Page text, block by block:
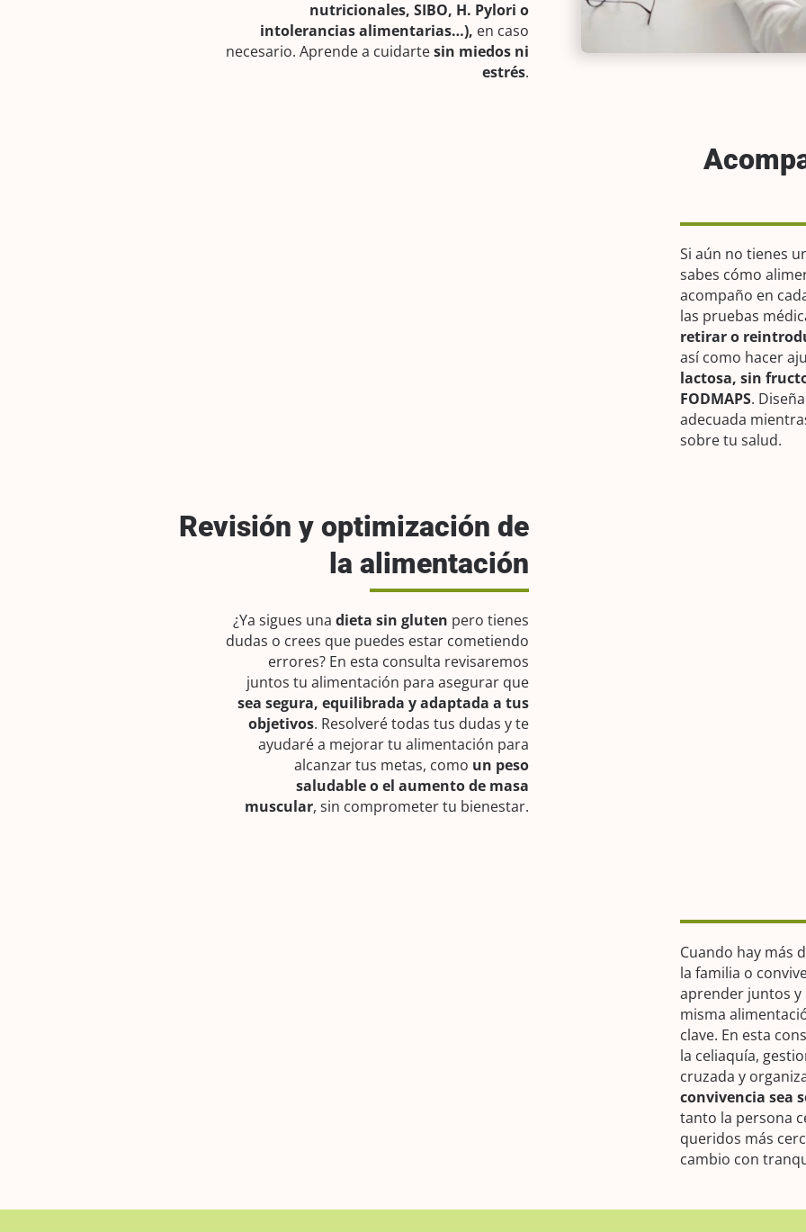
nutricionales, SIBO, H. Pylori o
intolerancias alimentarias…), en caso
necesario. Aprende a cuidartesin miedos ni
estrés.
Si aún no tienes
sabes cómo
acompaño en
las pruebas
retirar o
así como hacer
lactosa, sin
FODMAPS.
adecuada
sobre tu salud.
Revisión y optimización de
la alimentación
¿Ya sigues una dieta sin gluten pero tienes
dudas o crees que puedes estar cometiendo
errores? En esta consulta revisaremos
juntos tu alimentación para asegurar que
sea segura, equilibrada y adaptada a tus
objetivos. Resolveré todas tus dudas y te
ayudaré a mejorar tu alimentación para
alcanzar tus metas, como un peso
saludable o el aumento de masa
muscular, sin comprometer tu bienestar.
Cuando hay más
la familia o
aprender juntos
misma
clave. En esta
la celiaquía,
cruzada y
convivencia sea
tanto la persona
queridos más
cambio con